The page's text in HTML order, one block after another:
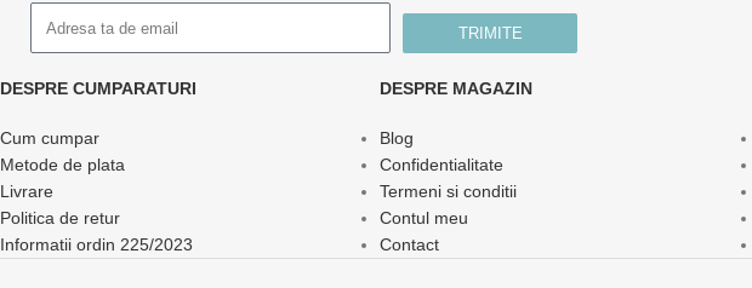
TRIMITE
DESPRE CUMPARATURI
Cum cumpar
Metode de plata
Livrare
Politica de retur
Informatii ordin 225/2023
DESPRE MAGAZIN
Blog
Confidentialitate
Termeni si conditii
Contul meu
Contact